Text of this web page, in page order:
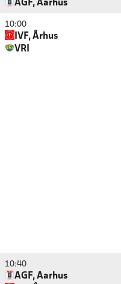
AGF, Aarhus
10:00
IVF, Århus
VRI
10:40
AGF, Aarhus